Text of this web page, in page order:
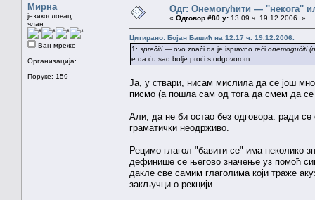
Мирна
језикословац
члан
Ван мреже
Организација:
Поруке: 159
Одг: Онемогућити — ''некога''
« Одговор #80 у: 13.09 ч. 19.12.2006. »
Цитирано: Бојан Башић на 12.17 ч. 19.12.2006.
1: sprečiti— ovo znači da je ispravno reći onemogućiti
e da ću sad bolje proći s odgovorom.
Ја, у ствари, нисам мислила да се још
писмо (а пошла сам од тога да смем да
Али, да не би остао без одговора: ради
граматички неодрживо.
Рецимо глагол "бавити се" има неколико
дефинише се његово значење уз помоћ
дакле све самим глаголима који траже
закључци о рекцији.